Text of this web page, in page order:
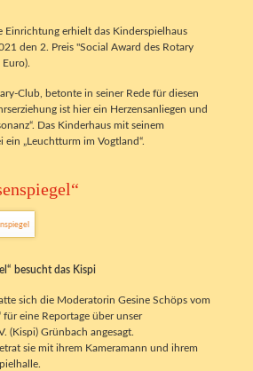
Einrichtung erhielt das Kinderspielhaus
den 2. Preis "Social Award des Rotary
Club, betonte in seiner Rede für diesen
ist hier ein Herzensanliegen und
Das Kinderhaus mit seinem
„Leuchtturm im Vogtland“.
besucht das Kispi
sich die Moderatorin Gesine Schöps vom
für eine Reportage über unser
(Kispi) Grünbach angesagt.
sie mit ihrem Kameramann und ihrem